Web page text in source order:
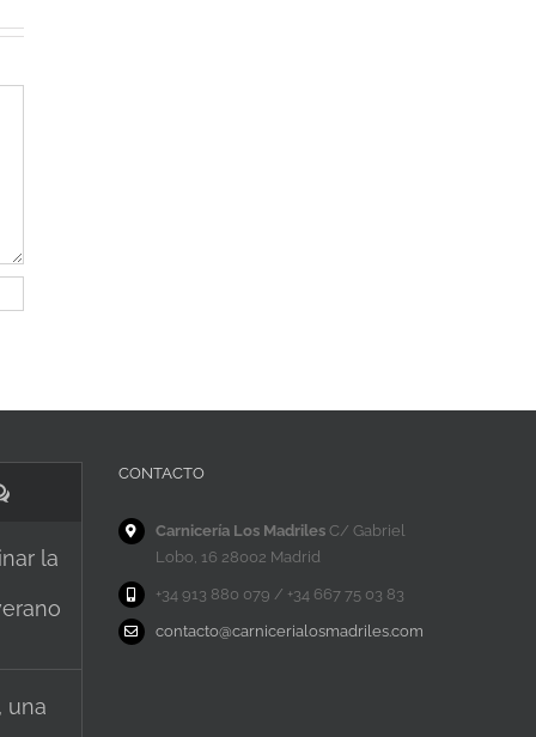
Comentarios
la
una
CONTACTO
Carnicería Los MadrilesC/ Gabriel
Lobo, 16 28002 Madrid
+34 913 880 079 / +34 667 75 03 83
contacto@carnicerialosmadriles.com